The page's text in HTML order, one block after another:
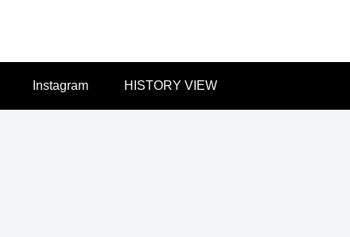
Instagram HISTORY VIEW